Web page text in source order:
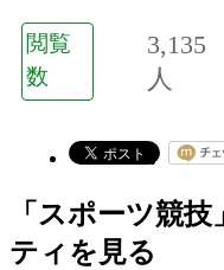
閲覧
数
3,135
人
「スポーツ競
ティを見る